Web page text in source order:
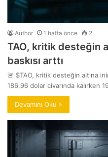
Author 1 hafta önce 2
TAO, kritik desteğin
baskısı arttı
🚨 $TAO, kritik desteğin altına
186,96 dolar civarında kalırken
Devamını Oku »